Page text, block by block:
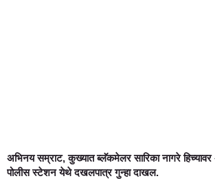
अभिनय सम्राट, कुख्यात ब्लॅकमेलर सारिका नागरे
पोलीस स्टेशन येथे दखलपात्र गुन्हा दाखल.